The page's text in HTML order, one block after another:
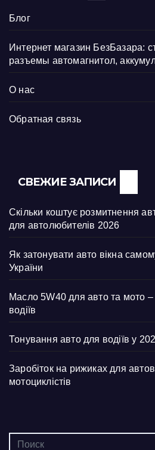
Блог
Интернет магазин БезБазара:
разъемы автомагнитол,
О нас
Обратная связь
СВЕЖИЕ ЗАПИСИ
Скільки коштує розмитнення
для автолюбителів 2026
Як затонувати авто вікна
України
Масло 5W40 для авто та мото –
водіїв
Тонування авто для водіїв у
Заробіток на рижиках для
мотоциклістів